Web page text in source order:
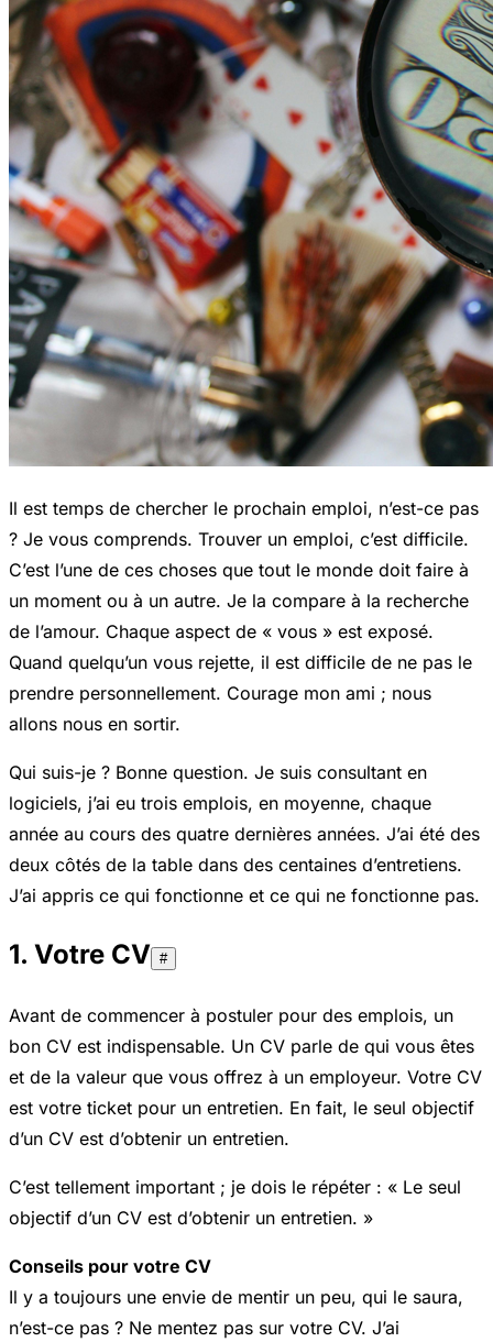
Il est temps de chercher le prochain emploi, n’est-ce pas
? Je vous comprends. Trouver un emploi, c’est difficile.
C’est l’une de ces choses que tout le monde doit faire à
un moment ou à un autre. Je la compare à la recherche
de l’amour. Chaque aspect de « vous » est exposé.
Quand quelqu’un vous rejette, il est difficile de ne pas le
prendre personnellement. Courage mon ami ; nous
allons nous en sortir.
Qui suis-je ? Bonne question. Je suis consultant en
logiciels, j’ai eu trois emplois, en moyenne, chaque
année au cours des quatre dernières années. J’ai été des
deux côtés de la table dans des centaines d’entretiens.
J’ai appris ce qui fonctionne et ce qui ne fonctionne pas.
1. Votre CV #
Avant de commencer à postuler pour des emplois, un
bon CV est indispensable. Un CV parle de qui vous êtes
et de la valeur que vous offrez à un employeur. Votre CV
est votre ticket pour un entretien. En fait, le seul objectif
d’un CV est d’obtenir un entretien.
C’est tellement important ; je dois le répéter : « Le seul
objectif d’un CV est d’obtenir un entretien. »
Conseils pour votre CV
Il y a toujours une envie de mentir un peu, qui le saura,
n’est-ce pas ? Ne mentez pas sur votre CV. J’ai